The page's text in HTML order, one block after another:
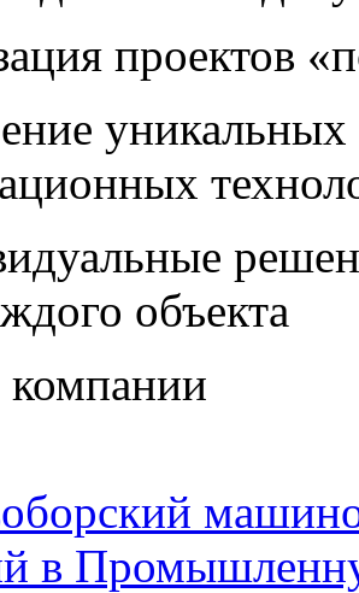
проектов
уникальных
объекта
в